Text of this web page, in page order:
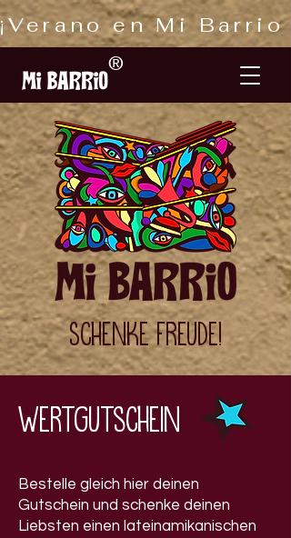
®
¡Verano en Mi
Schenke freude!
Wertgutschein
Bestelle gleich hier deinen
Gutschein und schenke deinen
Liebsten einen lateinamikanischen